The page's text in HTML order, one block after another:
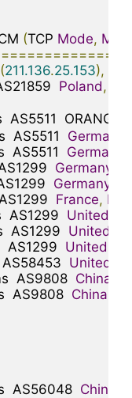
(TCP Mode, Max
(211.136.25.153),
Poland,
AS5511  ORANGE
AS5511 Germany
AS5511 Germany
Germany
Germany
France, Ile
AS1299 United
AS1299 United
AS1299 United
AS58453 United
AS9808 China
AS9808 China
AS56048 China